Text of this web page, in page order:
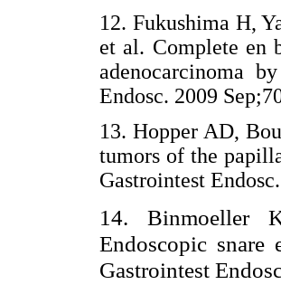
12. Fukushima H,
et al. Complete en
adenocarcinoma
Endosc. 2009
13. Hopper AD,
tumors of the
Gastrointest
14. Binmoeller
Endoscopic
Gastrointest